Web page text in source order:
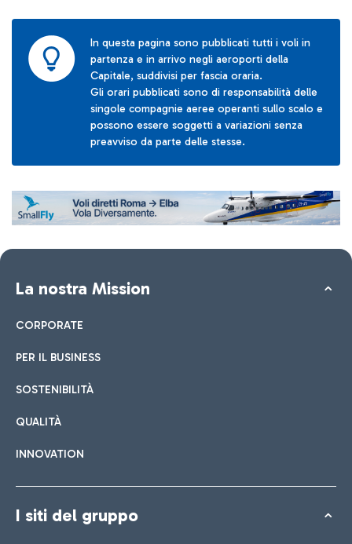
In questa pagina sono pubblicati tutti i voli in
partenza e in arrivo negli aeroporti della
Capitale, suddivisi per fascia oraria.
Gli orari pubblicati sono di responsabilità delle
singole compagnie aeree operanti sullo scalo e
possono essere soggetti a variazioni senza
preavviso da parte delle stesse.
La nostra Mission
CORPORATE
PER IL BUSINESS
SOSTENIBILITÀ
QUALITÀ
INNOVATION
I siti del gruppo